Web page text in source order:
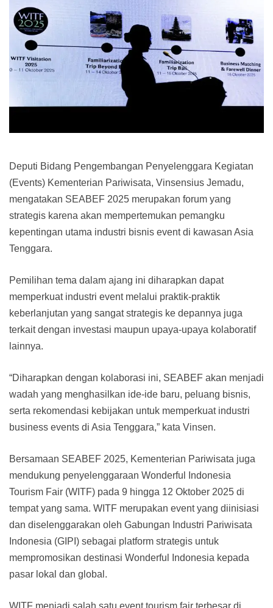
Deputi Bidang Pengembangan Penyelenggara Kegiatan
(Events) Kementerian Pariwisata, Vinsensius Jemadu,
mengatakan SEABEF 2025 merupakan forum yang
strategis karena akan mempertemukan pemangku
kepentingan utama industri bisnis event di kawasan Asia
Tenggara.
Pemilihan tema dalam ajang ini diharapkan dapat
memperkuat industri event melalui praktik-praktik
keberlanjutan yang sangat strategis ke depannya juga
terkait dengan investasi maupun upaya-upaya kolaboratif
lainnya.
“Diharapkan dengan kolaborasi ini, SEABEF akan menjadi
wadah yang menghasilkan ide-ide baru, peluang bisnis,
serta rekomendasi kebijakan untuk memperkuat industri
business events di Asia Tenggara,” kata Vinsen.
Bersamaan SEABEF 2025, Kementerian Pariwisata juga
mendukung penyelenggaraan Wonderful Indonesia
Tourism Fair (WITF) pada 9 hingga 12 Oktober 2025 di
tempat yang sama. WITF merupakan event yang diinisiasi
dan diselenggarakan oleh Gabungan Industri Pariwisata
Indonesia (GIPI) sebagai platform strategis untuk
mempromosikan destinasi Wonderful Indonesia kepada
pasar lokal dan global.
WITF menjadi salah satu event tourism fair terbesar di